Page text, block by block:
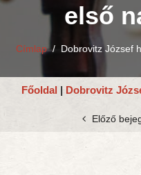
első
Címlap/ Dobrovitz József
Főoldal | Dobrovitz
Előző